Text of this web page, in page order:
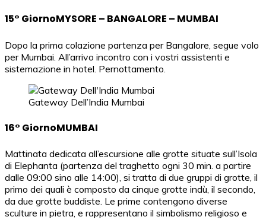
15° GiornoMYSORE – BANGALORE – MUMBAI
Dopo la prima colazione partenza per Bangalore, segue volo
per Mumbai. All’arrivo incontro con i vostri assistenti e
sistemazione in hotel. Pernottamento.
Gateway Dell’India Mumbai
16° GiornoMUMBAI
Mattinata dedicata all’escursione alle grotte situate sull’Isola
di Elephanta (partenza del traghetto ogni 30 min. a partire
dalle 09:00 sino alle 14:00), si tratta di due gruppi di grotte, il
primo dei quali è composto da cinque grotte indù, il secondo,
da due grotte buddiste. Le prime contengono diverse
sculture in pietra, e rappresentano il simbolismo religioso e